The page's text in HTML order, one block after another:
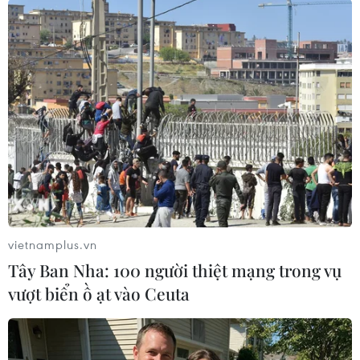
Italy và Hy Lạp trở thành
điểm nóng của virus Tây
sông Nile
06/08/2026 13:24
Bão Dolphin hướng vào
miền Đông Trung Quốc,
cảnh báo mưa lớn trên
diện rộng
06/08/2026 08:36
Làn sóng tấn công mạng
nhằm vào các quỹ đầu cơ
lớn của Mỹ
Anh công bố kết quả điều
tra ban đầu vụ đâm dao ở
trung tâm London
vietnamplus.vn
Tây Ban Nha: 100 người thiệt mạng trong vụ
vượt biển ồ ạt vào Ceuta